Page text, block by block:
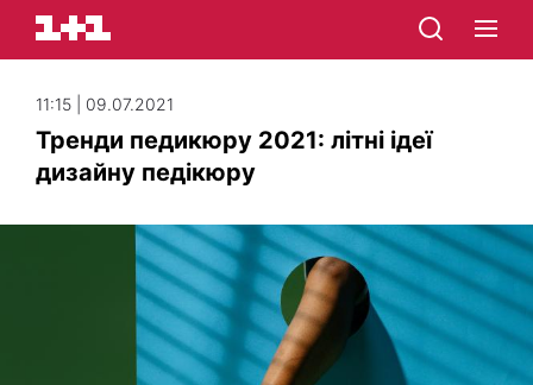
11:15 | 09.07.2021
Тренди педикюру 2021: літні ідеї
дизайну педікюру